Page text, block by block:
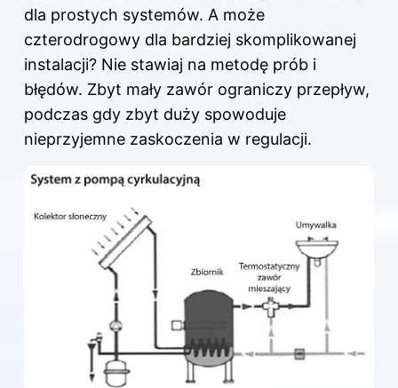
dla prostych systemów. A może
czterodrogowy dla bardziej skomplikowanej
instalacji? Nie stawiaj na metodę prób i
błędów. Zbyt mały zawór ograniczy przepływ,
podczas gdy zbyt duży spowoduje
nieprzyjemne zaskoczenia w regulacji.